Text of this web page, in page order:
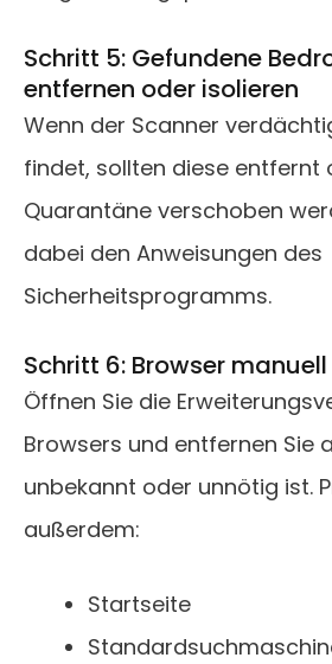
Schritt 5: Gefundene
entfernen oder isolieren
Wenn der Scanner
findet, sollten diese entfernt
Quarantäne verschoben
dabei den Anweisungen des
Sicherheitsprogramms.
Schritt 6: Browser
Öffnen Sie die
Browsers und entfernen Sie
unbekannt oder unnötig ist.
außerdem:
Startseite